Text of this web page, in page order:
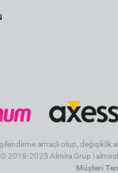
amaçlı olup, değişiklik
2018-2025 Almira Grup |
Müşteri